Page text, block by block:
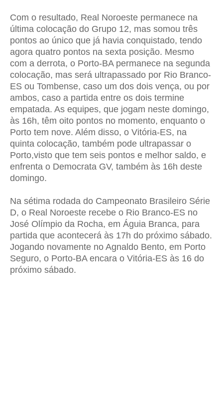
Com o resultado, Real Noroeste permanece na
última colocação do Grupo 12, mas somou três
pontos ao único que já havia conquistado, tendo
agora quatro pontos na sexta posição. Mesmo
com a derrota, o Porto-BA permanece na segunda
colocação, mas será ultrapassado por Rio Branco-
ES ou Tombense, caso um dos dois vença, ou por
ambos, caso a partida entre os dois termine
empatada. As equipes, que jogam neste domingo,
às 16h, têm oito pontos no momento, enquanto o
Porto tem nove. Além disso, o Vitória-ES, na
quinta colocação, também pode ultrapassar o
Porto,visto que tem seis pontos e melhor saldo, e
enfrenta o Democrata GV, também às 16h deste
domingo.
Na sétima rodada do Campeonato Brasileiro Série
D, o Real Noroeste recebe o Rio Branco-ES no
José Olímpio da Rocha, em Águia Branca, para
partida que acontecerá às 17h do próximo sábado.
Jogando novamente no Agnaldo Bento, em Porto
Seguro, o Porto-BA encara o Vitória-ES às 16 do
próximo sábado.